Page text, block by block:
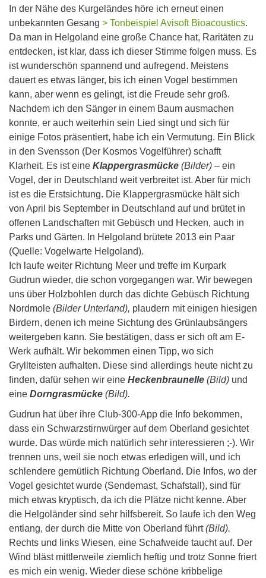
In der Nähe des Kurgeländes höre ich erneut einen
unbekannten Gesang > Tonbeispiel Avisoft Bioacoustics.
Da man in Helgoland eine große Chance hat, Raritäten zu
entdecken, ist klar, dass ich dieser Stimme folgen muss. Es
ist wunderschön spannend und aufregend. Meistens
dauert es etwas länger, bis ich einen Vogel bestimmen
kann, aber wenn es gelingt, ist die Freude sehr groß.
Nachdem ich den Sänger in einem Baum ausmachen
konnte, er auch weiterhin sein Lied singt und sich für
einige Fotos präsentiert, habe ich ein Vermutung. Ein Blick
in den Svensson (Der Kosmos Vogelführer) schafft
Klarheit. Es ist eine Klappergrasmücke (Bilder) – ein
Vogel, der in Deutschland weit verbreitet ist. Aber für mich
ist es die Erstsichtung. Die Klappergrasmücke hält sich
von April bis September in Deutschland auf und brütet in
offenen Landschaften mit Gebüsch und Hecken, auch in
Parks und Gärten. In Helgoland brütete 2013 ein Paar
(Quelle: Vogelwarte Helgoland).
Ich laufe weiter Richtung Meer und treffe im Kurpark
Gudrun wieder, die schon vorgegangen war. Wir bewegen
uns über Holzbohlen durch das dichte Gebüsch Richtung
Nordmole (Bilder Unterland), plaudern mit einigen hiesigen
Birdern, denen ich meine Sichtung des Grünlaubsängers
weitergeben kann. Sie bestätigen, dass er sich oft am E-
Werk aufhält. Wir bekommen einen Tipp, wo sich
Gryllteisten aufhalten. Diese sind allerdings heute nicht zu
finden, dafür sehen wir eine Heckenbraunelle (Bild) und
eine Dorngrasmücke (Bild).
Gudrun hat über ihre Club-300-App die Info bekommen,
dass ein Schwarzstirnwürger auf dem Oberland gesichtet
wurde. Das würde mich natürlich sehr interessieren ;-). Wir
trennen uns, weil sie noch etwas erledigen will, und ich
schlendere gemütlich Richtung Oberland. Die Infos, wo der
Vogel gesichtet wurde (Sendemast, Schafstall), sind für
mich etwas kryptisch, da ich die Plätze nicht kenne. Aber
die Helgoländer sind sehr hilfsbereit. So laufe ich den Weg
entlang, der durch die Mitte von Oberland führt(Bild).
Rechts und links Wiesen, eine Schafweide taucht auf. Der
Wind bläst mittlerweile ziemlich heftig und trotz Sonne friert
es mich ein wenig. Wieder diese schöne kribbelige